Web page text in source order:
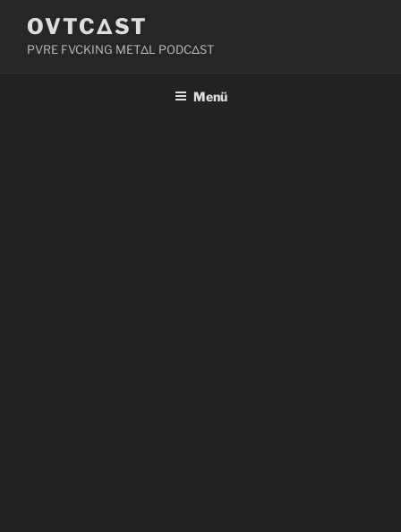
Inhalt
springen
OVTCΔST
PVRE FVCKING METΔL PODCΔST
Menü